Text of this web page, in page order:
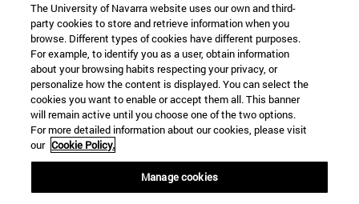
© Universidad de Navarra
Información legal
Términos y condiciones
Accesibilidad
Configuración de cookies
The University of Navarra website uses our own and third-
party cookies to store and retrieve information when you
browse. Different types of cookies have different purposes.
For example, to identify you as a user, obtain information
about your browsing habits respecting your privacy, or
personalize how the content is displayed. You can select the
cookies you want to enable or accept them all. This banner
will remain active until you choose one of the two options.
For more detailed information about our cookies, please visit
our Cookie Policy.
Manage cookies